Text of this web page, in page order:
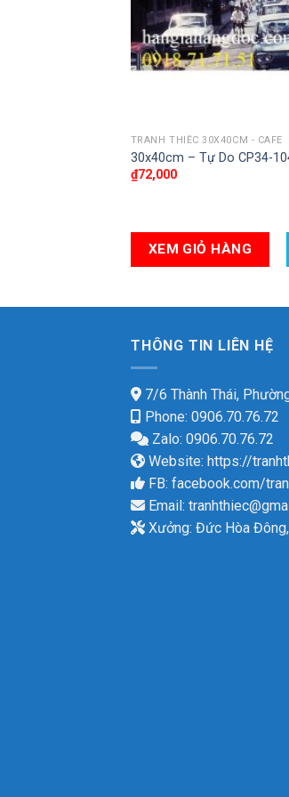
TRANH THIẾC 30X40CM - CAFE
30x40cm – Tự Do CP34-
₫72,000
XEM GIỎ HÀNG
THÔNG TIN LIÊN HỆ
7/6 Thành Thái,
Phone: 0906.70.76.72
Zalo: 0906.70.76.72
Website: https://
FB: facebook.com/
Email:
Xưởng: Đức Hòa